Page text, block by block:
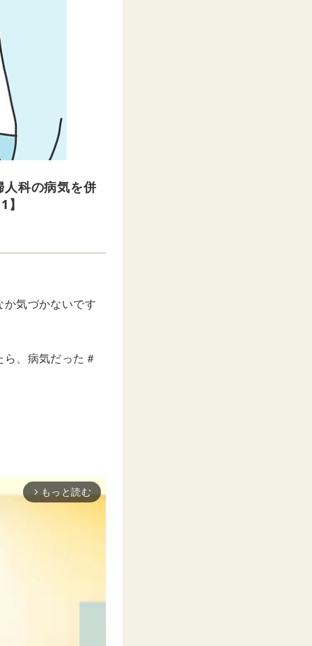
人科の病気を併
気づかないです
、病気だった＃
arrow_forward_ios もっと読む